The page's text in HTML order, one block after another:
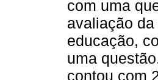
com uma
avaliação
educação,
uma
contou com